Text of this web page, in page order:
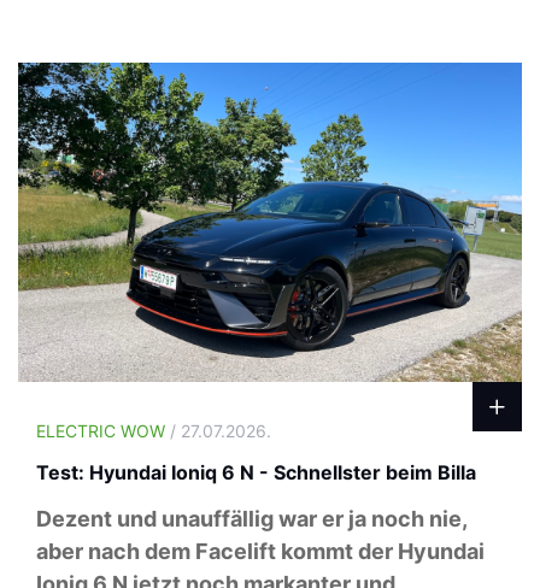
ELECTRIC WOW / 27.07.2026.
Test: Hyundai Ioniq 6 N - Schnellster beim Billa
Dezent und unauffällig war er ja noch nie,
aber nach dem Facelift kommt der Hyundai